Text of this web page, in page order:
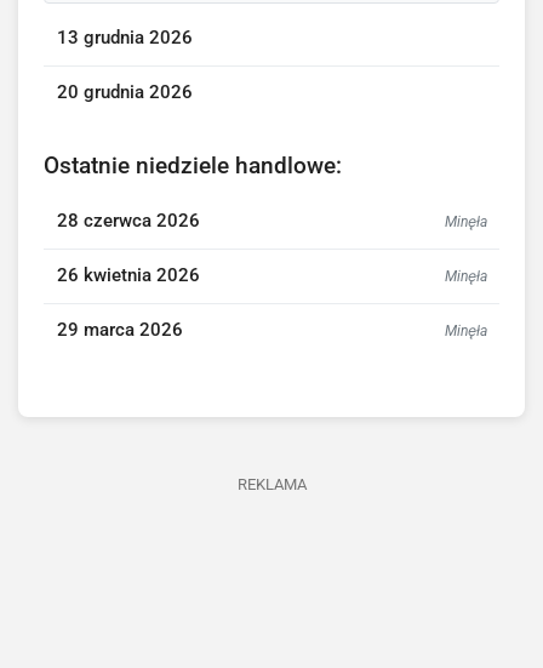
13 grudnia 2026
20 grudnia 2026
Ostatnie niedziele handlowe:
28 czerwca 2026 Minęła
26 kwietnia 2026 Minęła
29 marca 2026 Minęła
REKLAMA